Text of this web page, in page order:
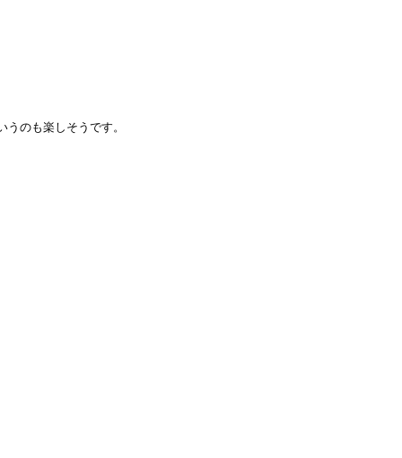
のも楽しそうです。